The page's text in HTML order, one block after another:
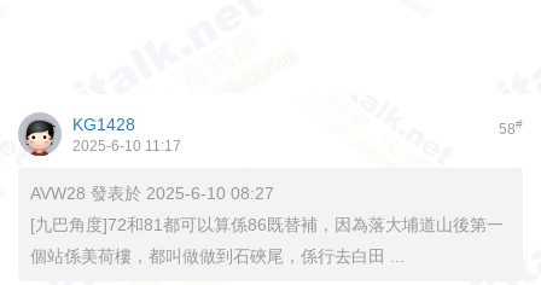
58#
KG1428
2025-6-10 11:17
AVW28 發表於 2025-6-10 08:27
[九巴角度]72和81都可以算係86既替補，因為落大埔道山後第一
個站係美荷樓，都叫做做到石硤尾，係行去白田 ...